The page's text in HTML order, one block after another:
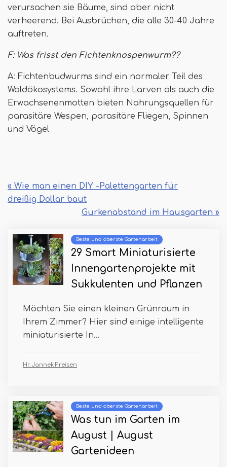
verursachen sie Bäume, sind aber nicht
verheerend. Bei Ausbrüchen, die alle 30-40 Jahre
auftreten.
F: Was frisst den Fichtenknospenwurm??
A: Fichtenbudwurms sind ein normaler Teil des
Waldökosystems. Sowohl ihre Larven als auch die
Erwachsenenmotten bieten Nahrungsquellen für
parasitäre Wespen, parasitäre Fliegen, Spinnen
und Vögel
« Wie man einen DIY -Palettengarten für
dreißig Dollar baut
Gurkenabstand im Hausgarten »
Beste und oberste Gartenarbeit
29 Smart Miniaturisierte
Innengartenprojekte mit
Sukkulenten und Pflanzen
Möchten Sie einen kleinen Grünraum in
Ihrem Zimmer? Hier sind einige intelligente
miniaturisierte In...
Hr. Jannek Freisen
Beste und oberste Gartenarbeit
Was tun im Garten im
August | August
Gartenideen